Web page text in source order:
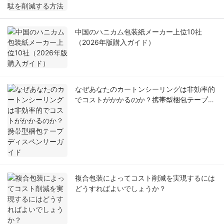
中国のハニカム包装紙メーカー上位10社
（2026年版購入ガイド）
なぜあなたのカートンシーリングは非効率的
でコストがかかるのか？携帯型梱包テープデ
複合包装によってコスト削減を実現するには
どうすればよいでしょうか？